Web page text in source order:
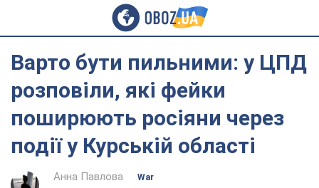
Варто бути пильними: у ЦПД
розповіли, які фейки
поширюють росіяни через
події у Курській області
Анна Павлова
War